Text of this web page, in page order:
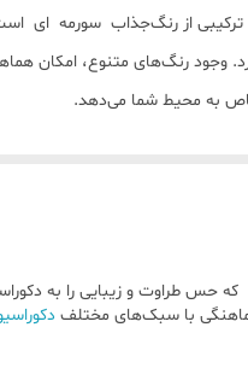
ترکیبی از رنگ‌جذاب سورمه ای
وجود رنگ‌های متنوع، امکان
به محیط شما می‌دهد.
حس طراوت و زیبایی را به
با سبک‌های مختلف